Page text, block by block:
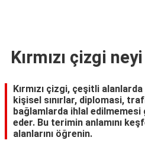
Kırmızı çizgi
Kırmızı çizgi, çeşitli
kişisel sınırlar, diplomasi,
bağlamlarda ihlal edilmemesi
eder. Bu terimin anlamını
alanlarını öğrenin.